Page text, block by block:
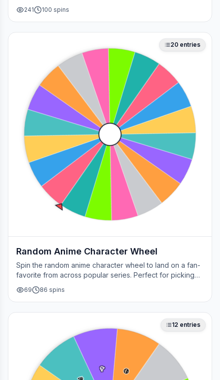
breakers, games, or settling superhero debates.
241 100 spins
20 entries
Random Anime Character Wheel
Spin the random anime character wheel to land on a fan-
favorite from across popular series. Perfect for picking
your next cosplay, choosing a character to draw, or
deciding who to main in a fan debate.
69 86 spins
🎉
🥳
😎
12 entries